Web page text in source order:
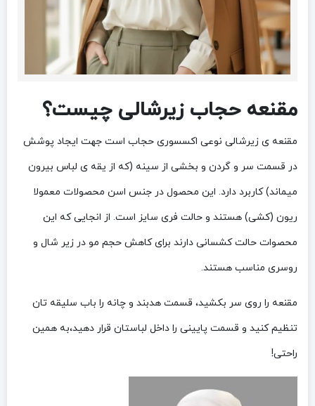
مقنعه حجاب زیرشالی چیست؟
مقنعه ی زیرشالی نوعی اکسسوری حجاب است جهت ایجاد پوشش
در قسمت سر و گردن و بخشی از سینه (که از یقه ی لباس بیرون
میماند) کاربرد دارد. این محصول در جنس اسن محصولات معمولا
ریون (کشی) هستند و حالت فری سایز است. از انجایی که این
محصوات حالت کشسانی دارند برای کاهش حجم مو در زیر شال و
روسری مناسب هستند.
مقنعه را روی سر بکشید، قسمت هدبند و چانه را باب سلیقه تان
تنظیم کنید و قسمت پایینی را داخل لباستان قرار دهید،به همین
راحتی!